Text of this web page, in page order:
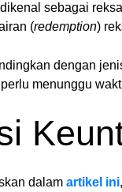
sebagai
(redemption)
dengan
menunggu
dalam artikel ini